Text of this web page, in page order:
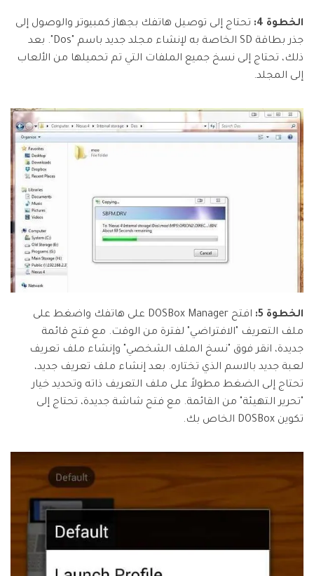
الخطوة 4:
تحتاج إلى توصيل هاتفك بجهاز كمبيوتر والوصول إلى
جذر بطاقة SD الخاصة به لإنشاء مجلد جديد باسم "Dos". بعد
ذلك، تحتاج إلى نسخ جميع الملفات التي تم تحميلها من الألعاب
إلى المجلد.
الخطوة 5:
افتح DOSBox Manager على هاتفك واضغط على
ملف التعريف "الافتراضي" لفترة من الوقت. مع فتح قائمة
جديدة، انقر فوق "نسخ الملف الشخصي" وإنشاء ملف تعريف
لعبة جديد بالاسم الذي تختاره. بعد إنشاء ملف تعريف جديد،
تحتاج إلى الضغط مطولاً على ملف التعريف ذاته وتحديد خيار
"تحرير التهيئة" من القائمة. مع فتح شاشة جديدة، تحتاج إلى
تكوين DOSBox الخاص بك.